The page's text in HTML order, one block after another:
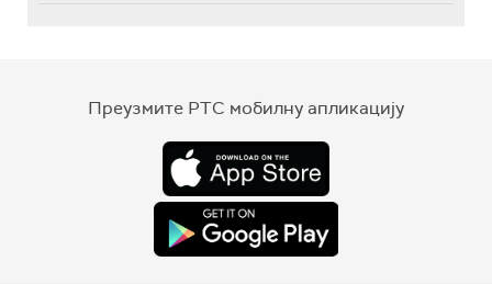
Преузмите РТС мобилну апликацију